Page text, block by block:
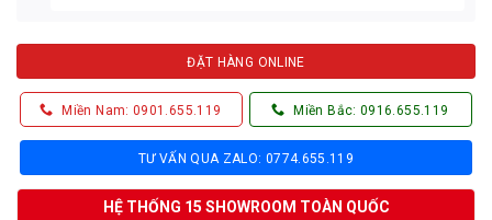
ĐẶT HÀNG ONLINE
Miền Nam: 0901.655.119 Miền Bắc: 0916.655.119
TƯ VẤN QUA ZALO: 0774.655.119
HỆ THỐNG 15 SHOWROOM TOÀN QUỐC